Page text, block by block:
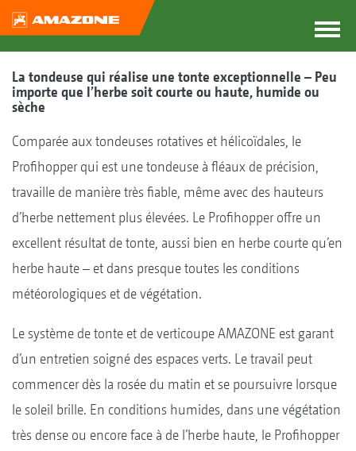
La tondeuse qui réalise une tonte ­exceptionnelle – Peu
importe que l’herbe soit courte ou haute, humide ou
sèche
Comparée aux tondeuses rotatives et hélicoïdales, le
Profihopper qui est une tondeuse à fléaux de précision,
travaille de manière très fiable, même avec des hauteurs
d’herbe nettement plus élevées. Le Profihopper offre un
excellent résultat de tonte, aussi bien en herbe courte qu’en
herbe haute – et dans presque toutes les conditions
météorologiques et de végétation.
Le système de tonte et de verticoupe AMAZONE est garant
d’un entretien soigné des espaces verts. Le travail peut
commencer dès la rosée du matin et se poursuivre lorsque
le soleil brille. En conditions humides, dans une végétation
très dense ou encore face à de l’herbe haute, le Profihopper